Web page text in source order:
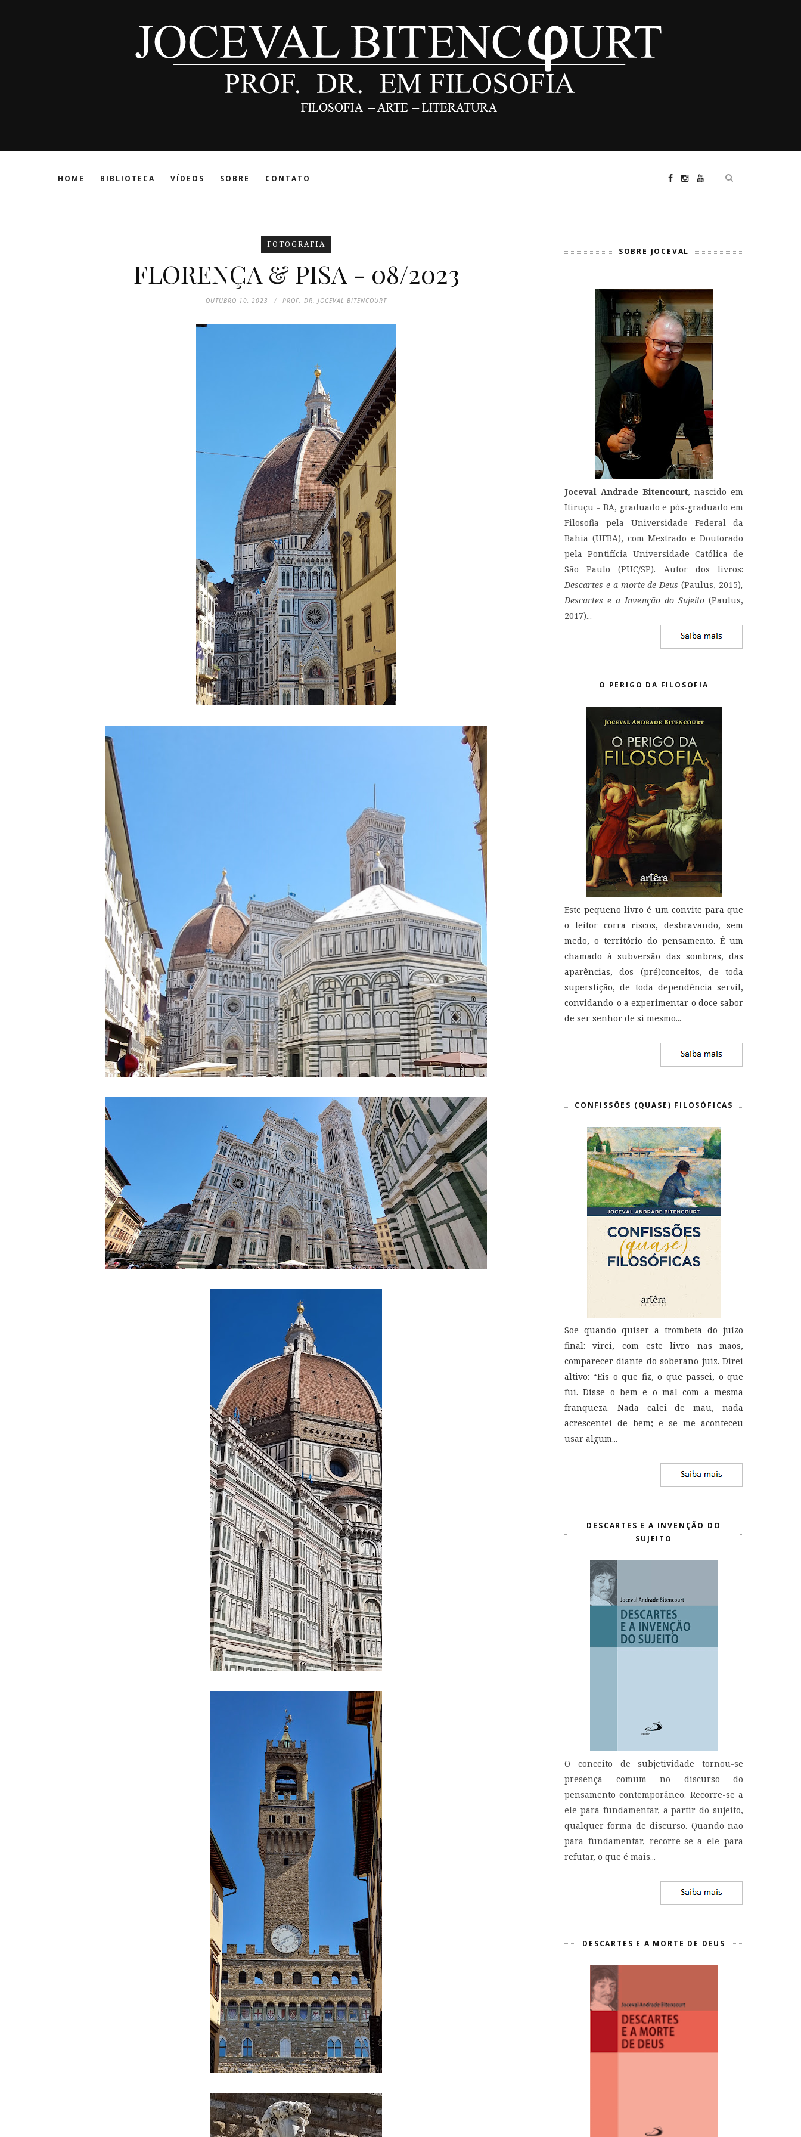
HOME BIBLIOTECA VÍDEOS SOBRE CONTATO
FOTOGRAFIA
FLORENÇA & PISA - 08/2023
OUTUBRO 10, 2023 PROF. DR. JOCEVAL BITENCOURT
SOBRE JOCEVAL
Joceval Andrade Bitencourt, nascido em
Itiruçu - BA, graduado e pós-graduado em
Filosofia pela Universidade Federal da
Bahia (UFBA), com Mestrado e Doutorado
pela Pontifícia Universidade Católica de
São Paulo (PUC/SP). Autor dos livros:
Descartes e a morte de Deus(Paulus, 2015),
Descartes e a Invenção do Sujeito (Paulus,
2017)...
O PERIGO DA FILOSOFIA
Este pequeno livro é um convite para que
o leitor corra riscos, desbravando, sem
medo, o território do pensamento. É um
chamado à subversão das sombras, das
aparências, dos (pré)conceitos, de toda
superstição, de toda dependência servil,
convidando-o a experimentar o doce sabor
de ser senhor de si mesmo...
CONFISSÕES (QUASE) FILOSÓFICAS
Soe quando quiser a trombeta do juízo
final: virei, com este livro nas mãos,
comparecer diante do soberano juiz. Direi
altivo: “Eis o que fiz, o que passei, o que
fui. Disse o bem e o mal com a mesma
franqueza. Nada calei de mau, nada
acrescentei de bem; e se me aconteceu
usar algum...
DESCARTES E A INVENÇÃO DO
SUJEITO
O conceito de subjetividade tornou-se
presença comum no discurso do
pensamento contemporâneo. Recorre-se a
ele para fundamentar, a partir do sujeito,
qualquer forma de discurso. Quando não
para fundamentar, recorre-se a ele para
refutar, o que é mais...
DESCARTES E A MORTE DE DEUS